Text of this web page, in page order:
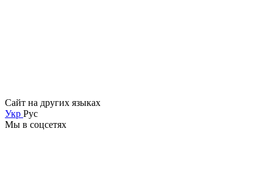
Сайт на других языках
Укр Рус
Мы в соцсетях